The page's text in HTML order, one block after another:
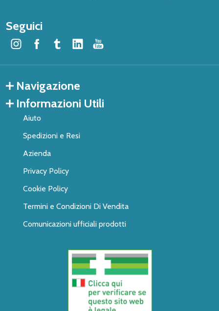
Seguici
Navigazione
Informazioni Utili
Aiuto
Spedizioni e Resi
Azienda
Privacy Policy
Cookie Policy
Termini e Condizioni Di Vendita
Comunicazioni ufficiali prodotti